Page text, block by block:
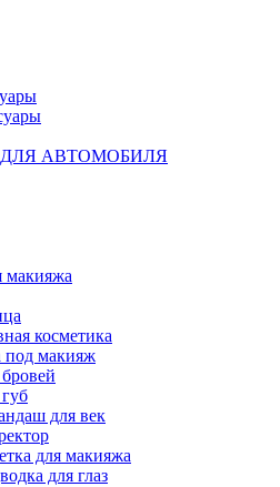
АВТОМОБИЛЯ
макияжа
косметика
под макияж
для век
для макияжа
для глаз